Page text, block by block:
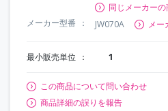
同じメーカー
メーカー型番
JW070A メー
最小販売単位 1
この商品について問い合わせ
商品詳細の誤りを報告